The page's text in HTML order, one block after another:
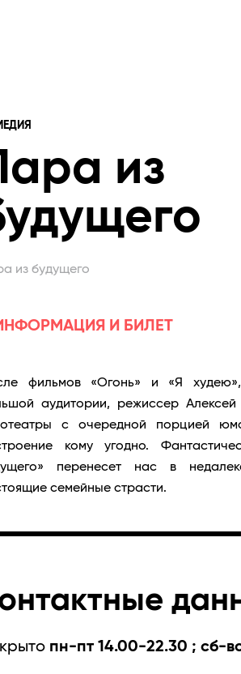
из
из будущего
И БИЛЕТ
фильмов «Огонь» и «Я
аудитории, режиссер
с очередной порцией
кому угодно.
перенесет нас в
семейные страсти.
пн-пт 14.00-22.30 ; сб-